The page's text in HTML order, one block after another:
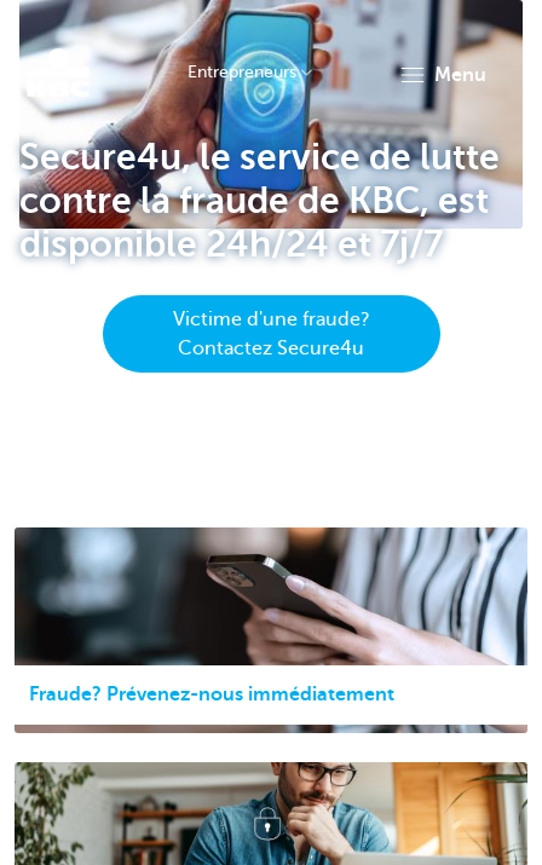
KBC
Entrepreneurs menu
Secure4u, le service de lutte
contre la fraude de KBC, est
disponible 24h/24 et 7j/7
Victime d'une fraude?
Contactez Secure4u
Fraude? Prévenez-nous immédiatement